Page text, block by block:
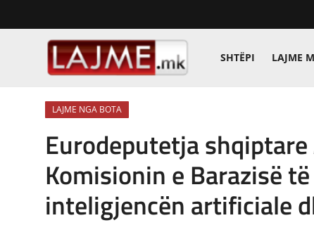
SHTËPI LAJME
LAJME MAQEDONI
SHQIPERI
KOSOVA
LAJME NGA BOTA
LAJME NGA BOTA
Eurodeputetja
Komisionin e Barazisë
inteligjencën artificiale